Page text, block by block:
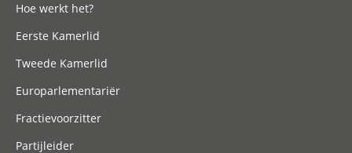
Hoe werkt het?
Eerste Kamerlid
Tweede Kamerlid
Europarlementariër
Fractievoorzitter
Partijleider